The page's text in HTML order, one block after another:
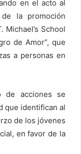
en el acto al
la promoción
Michael’s School
de Amor”, que
a personas en
de acciones se
que identifican al
de los jóvenes
en favor de la